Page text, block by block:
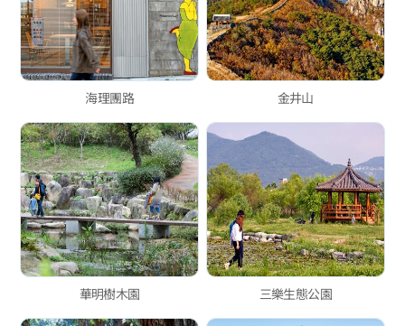
海理團路 金井山
華明樹木園 三樂生態公園